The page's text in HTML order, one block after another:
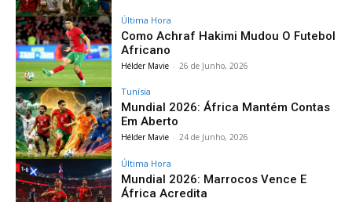
Última Hora
Como Achraf Hakimi Mudou O Futebol
Africano
Hélder Mavie - 26 de Junho, 2026
Tunísia
Mundial 2026: África Mantém Contas
Em Aberto
Hélder Mavie - 24 de Junho, 2026
Última Hora
Mundial 2026: Marrocos Vence E
África Acredita